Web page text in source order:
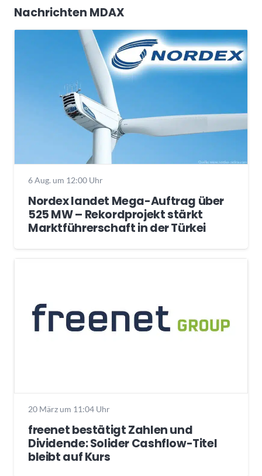
Nachrichten MDAX
6 Aug. um 12:00 Uhr
Nordex landet Mega-Auftrag über
525 MW – Rekordprojekt stärkt
Marktführerschaft in der Türkei
20 März um 11:04 Uhr
freenet bestätigt Zahlen und
Dividende: Solider Cashflow-Titel
bleibt auf Kurs